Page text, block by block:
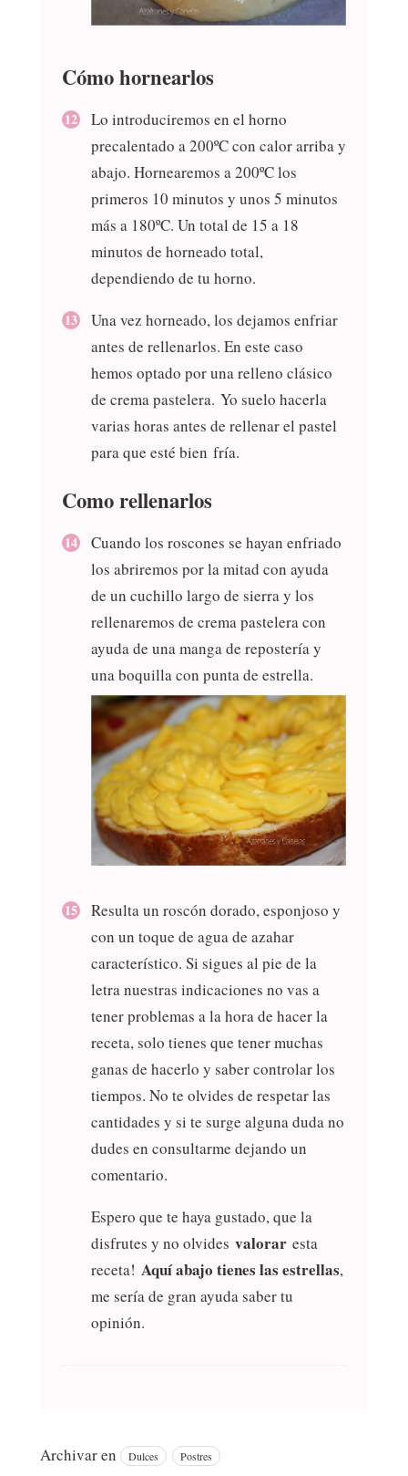
Cómo hornearlos
Lo introduciremos en el horno
precalentado a 200ºC con calor arriba y
abajo. Hornearemos a 200ºC los
primeros 10 minutos y unos 5 minutos
más a 180ºC. Un total de 15 a 18
minutos de horneado total,
dependiendo de tu horno.
Una vez horneado, los dejamos enfriar
antes de rellenarlos. En este caso
hemos optado por una relleno clásico
de crema pastelera. Yo suelo hacerla
varias horas antes de rellenar el pastel
para que esté bien fría.
Como rellenarlos
Cuando los roscones se hayan enfriado
los abriremos por la mitad con ayuda
de un cuchillo largo de sierra y los
rellenaremos de crema pastelera con
ayuda de una manga de repostería y
una boquilla con punta de estrella.
Resulta un roscón dorado, esponjoso y
con un toque de agua de azahar
característico. Si sigues al pie de la
letra nuestras indicaciones no vas a
tener problemas a la hora de hacer la
receta, solo tienes que tener muchas
ganas de hacerlo y saber controlar los
tiempos. No te olvides de respetar las
cantidades y si te surge alguna duda no
dudes en consultarme dejando un
comentario.
Espero que te haya gustado, que la
disfrutes y no olvides valorar esta
receta! Aquí abajo tienes las estrellas,
me sería de gran ayuda saber tu
opinión.
Archivar en Dulces Postres